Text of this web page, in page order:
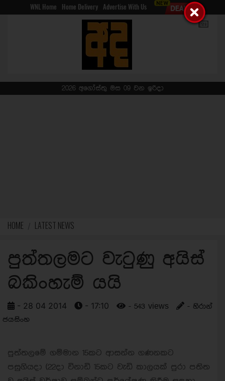
WNL Home Home Delivery Advertise With Us
2026 අගෝස්තු මස 09 වන ඉරිදා
HOME LATEST NEWS
පුත්තලමට වැටුණු අයිස්
බකිංහැම් යයි
- 28 04 2014 - 17:10 - 543 views
- හිරාන්
ජයසිංහ
පුත්තලමේ ගම්මාන 15කට ආසන්න ගණනකට
පසුගියදා (22දා විනාඩි 15කට වැඩි කාලයක් පුරා පතිත